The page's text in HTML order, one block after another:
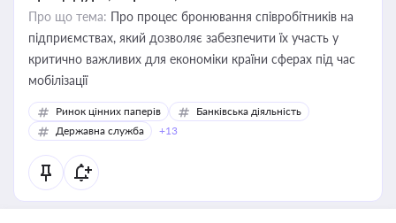
Про що тема: Про процес бронювання співробітників на
підприємствах, який дозволяє забезпечити їх участь у
критично важливих для економіки країни сферах під час
мобілізації
Ринок цінних паперів
Банківська діяльність
Державна служба
+13